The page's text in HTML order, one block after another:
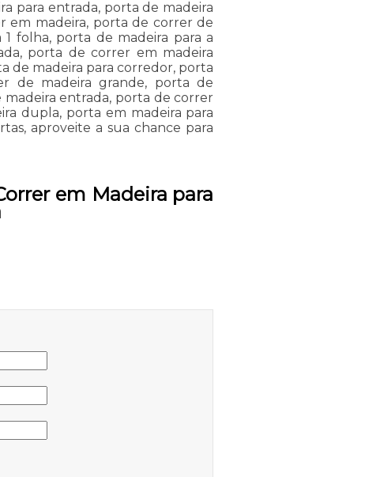
para entrada, porta de madeira
em madeira, porta de correr de
folha, porta de madeira para a
porta de correr em madeira
de madeira para corredor, porta
de madeira grande, porta de
entrada, porta de correr
dupla, porta em madeira para
aproveite a sua chance para
em Madeira para